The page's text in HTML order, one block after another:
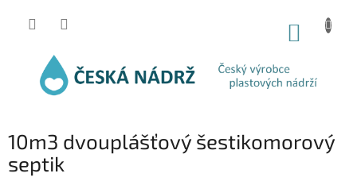
10m3 dvouplášťový šestikomorový
septik